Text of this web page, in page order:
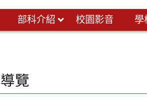
部科介紹 校園影音 學
覽